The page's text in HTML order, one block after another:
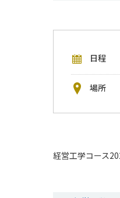
日程
場所
経営工学コース
年別アーカイブ